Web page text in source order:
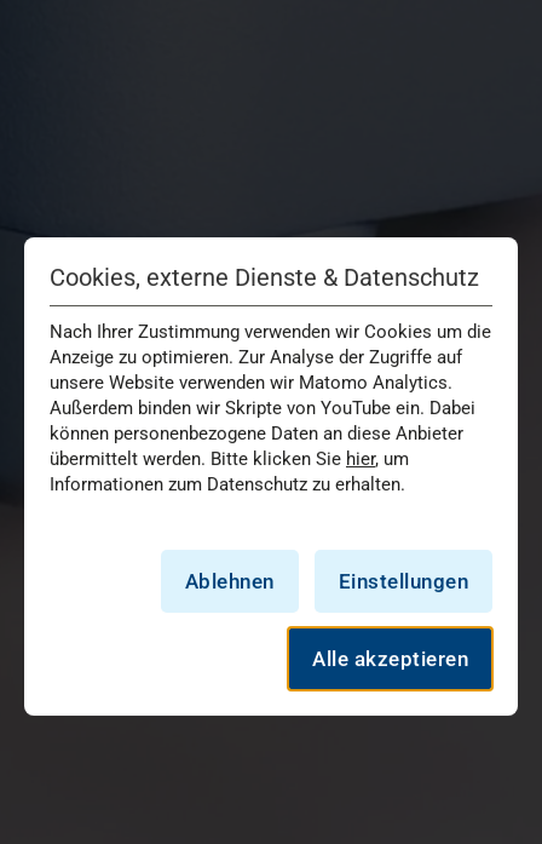
Cookies, externe Dienste & Datenschutz
Nach Ihrer Zustimmung verwenden wir Cookies um die
Anzeige zu optimieren. Zur Analyse der Zugriffe auf
unsere Website verwenden wir Matomo Analytics.
Außerdem binden wir Skripte von YouTube ein. Dabei
können personenbezogene Daten an diese Anbieter
übermittelt werden. Bitte klicken Sie hier, um
Informationen zum Datenschutz zu erhalten.
Ablehnen Einstellungen
Alle akzeptieren